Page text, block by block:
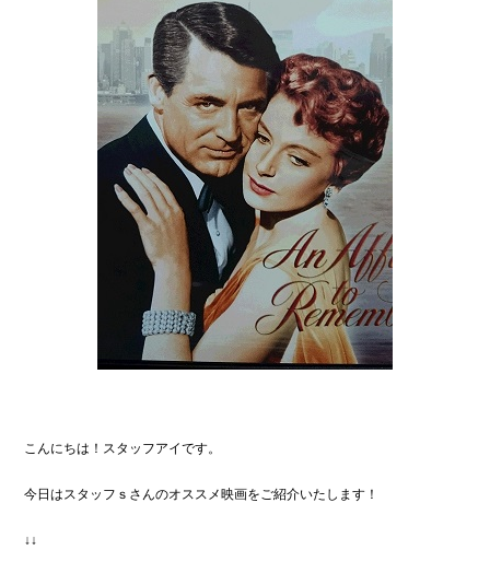
こんにちは！スタッフアイです。
今日はスタッフｓさんのオススメ映画をご紹介いたします！
↓↓